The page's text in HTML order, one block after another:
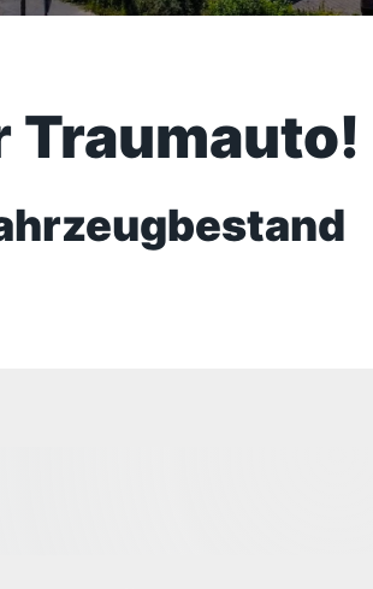
Traumauto!